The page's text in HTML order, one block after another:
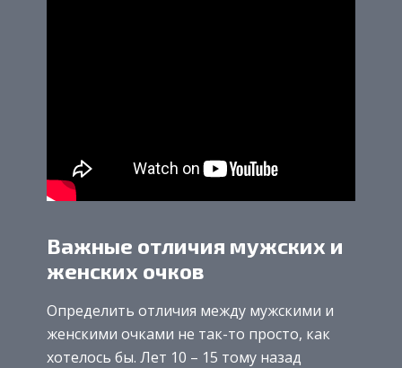
Важные отличия мужских и
женских очков
Определить отличия между мужскими и
женскими очками не так-то просто, как
хотелось бы. Лет 10 – 15 тому назад